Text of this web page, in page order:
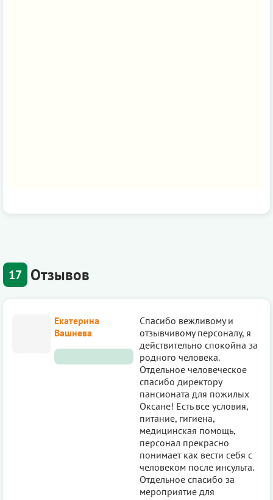
17 Отзывов
Екатерина
Вашнева
Спасибо вежливому и
отзывчивому персоналу, я
действительно спокойна за
родного человека.
Отдельное человеческое
спасибо директору
пансионата для пожилых
Оксане! Есть все условия,
питание, гигиена,
медицинская помощь,
персонал прекрасно
понимает как вести себя с
человеком после инсульта.
Отдельное спасибо за
мероприятие для